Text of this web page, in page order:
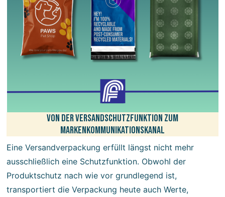
Von der Versandschutzfunktion zum
Markenkommunikationskanal
Eine Versandverpackung erfüllt längst nicht mehr
ausschließlich eine Schutzfunktion. Obwohl der
Produktschutz nach wie vor grundlegend ist,
transportiert die Verpackung heute auch Werte,